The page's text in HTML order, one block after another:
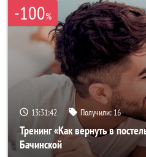
-100%
13:31:40 Получили: 16
Тренинг «Как вернуть в
Бачинской